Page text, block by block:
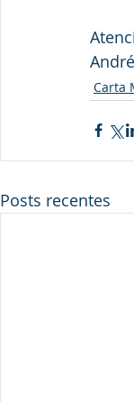
Carta
Posts recentes